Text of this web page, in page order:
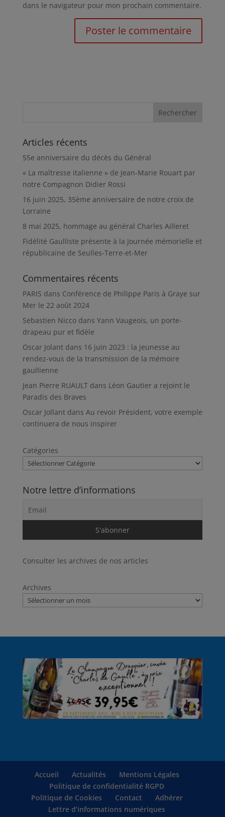
dans le navigateur pour mon prochain commentaire.
Articles récents
55e anniversaire du décès du Général
« La maîtresse italienne » de Jean-Marie Rouart par
notre Compagnon Didier Rossi
16 juin 2025, 35ème anniversaire de notre croix de
Lorraine
8 mai 2025, hommage au général Charles Ailleret
Fidélité Gaulliste présente à la Journée mémorielle et
républicaine de Seulles-Terre-et-Mer
Commentaires récents
PARIS dans Conférence de Philippe Paris à Graye sur
Mer le 22 août 2024
Sebastien Niccodans Yann Vaugeois, un porte-
drapeau pur et fidèle
Oscar Jolantdans 16 juin 2023 : la jeunesse au
rendez-vous de la transmission de la mémoire
gaullienne
Jean Pierre RUAULTdans Léon Gautier a rejoint le
Paradis des Braves
Oscar Jollantdans Au revoir Président, votre exemple
continuera de nous inspirer
Catégories
Notre lettre d’informations
Consulter les archives de nos articles
Archives
Accueil Actualités
Mentions Légales
Politique de confidentialité RGPD
Politique de Cookies
Contact
Adhérer
Lettre d’informations numériques